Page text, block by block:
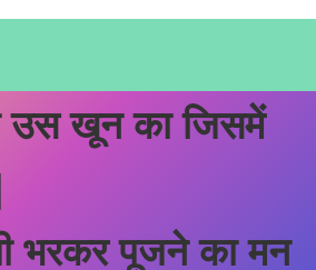
उस खून का जिसमें
भरकर पूजने का मन